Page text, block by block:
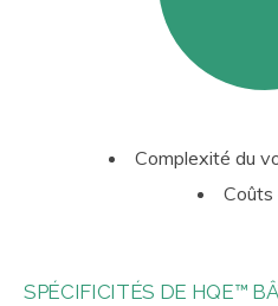
Complexité du
Coûts
SPÉCIFICITÉS DE HQE™